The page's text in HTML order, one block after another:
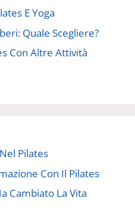
E Yoga
Quale Scegliere?
Con Altre Attività
Pilates
Con Il Pilates
Cambiato La Vita